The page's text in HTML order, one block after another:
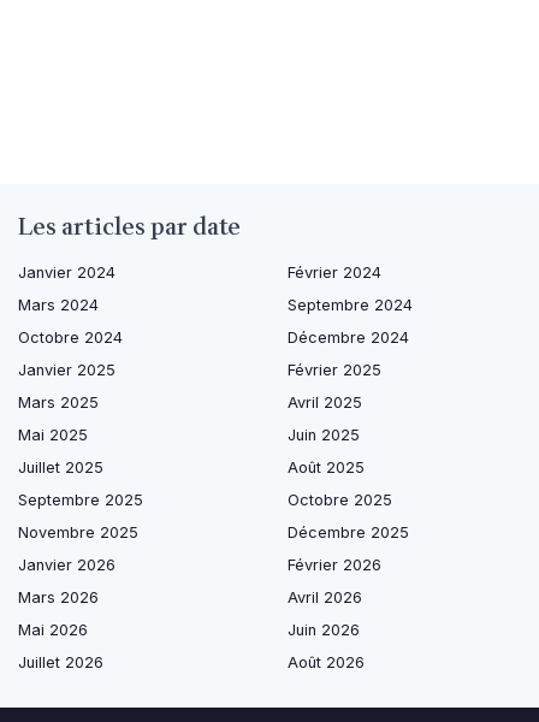
Les articles par date
Janvier 2024
Février 2024
Mars 2024
Septembre 2024
Octobre 2024
Décembre 2024
Janvier 2025
Février 2025
Mars 2025
Avril 2025
Mai 2025
Juin 2025
Juillet 2025
Août 2025
Septembre 2025
Octobre 2025
Novembre 2025
Décembre 2025
Janvier 2026
Février 2026
Mars 2026
Avril 2026
Mai 2026
Juin 2026
Juillet 2026
Août 2026